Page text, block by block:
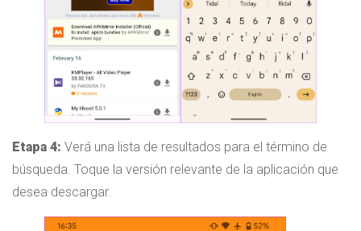
Etapa 4: Verá una lista de resultados para el término de
búsqueda. Toque la versión relevante de la aplicación que
desea descargar.